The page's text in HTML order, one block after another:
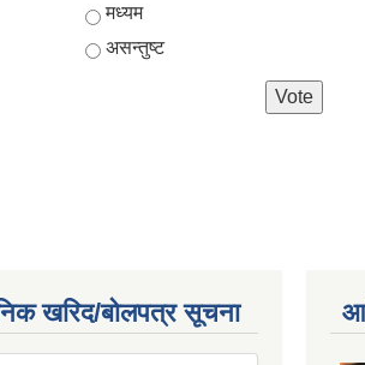
मध्यम
असन्तुष्ट
खरिद/बोलपत्र सूचना